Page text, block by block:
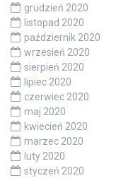
grudzień 2020
listopad 2020
październik 2020
wrzesień 2020
sierpień 2020
lipiec 2020
czerwiec 2020
maj 2020
kwiecień 2020
marzec 2020
luty 2020
styczeń 2020